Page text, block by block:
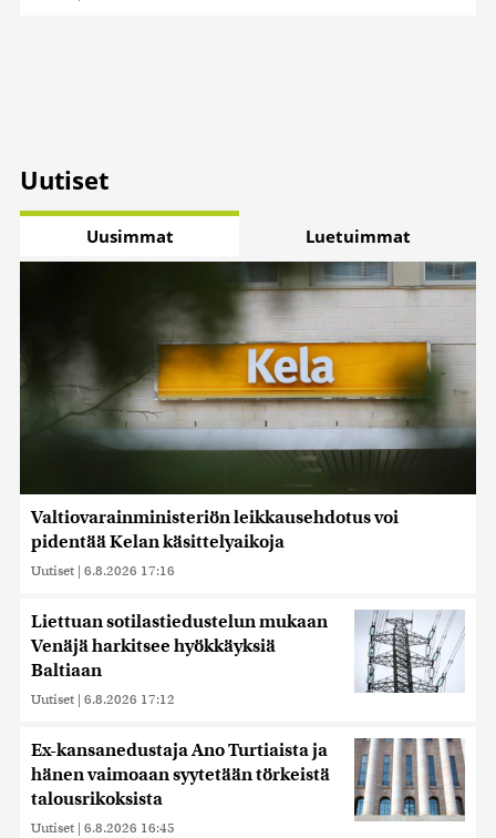
Uutiset
Uusimmat Luetuimmat
Valtiovarainministeriön leikkausehdotus voi
pidentää Kelan käsittelyaikoja
Uutiset | 6.8.2026 17:16
Liettuan sotilastiedustelun mukaan
Venäjä harkitsee hyökkäyksiä
Baltiaan
Uutiset | 6.8.2026 17:12
Ex-kansanedustaja Ano Turtiaista ja
hänen vaimoaan syytetään törkeistä
talousrikoksista
Uutiset | 6.8.2026 16:45